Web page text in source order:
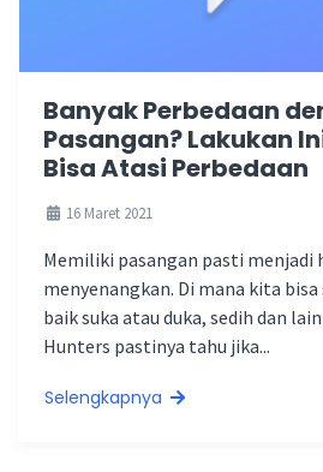
Banyak Perbedaan
Pasangan? Lakukan
Bisa Atasi Perbedaan
16 Maret 2021
Memiliki pasangan pasti menjadi
menyenangkan. Di mana kita
baik suka atau duka, sedih dan
Hunters pastinya tahu jika...
Selengkapnya